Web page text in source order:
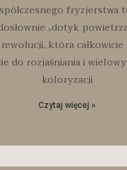
fryzjerstwa
„dotyk
która całkowicie
do rozjaśniania i
koloryzacji
Czytaj więcej »